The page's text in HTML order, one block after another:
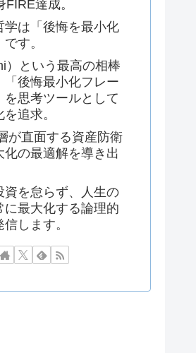
達成。
学は「後悔を最小化
す。
）という最高の相棒
「後悔最小化フレー
を思考ツールとして
追求。
が直面する資産防衛
化の最適解を導き出
資を怠らず、人生の
に最大化する論理的
します。